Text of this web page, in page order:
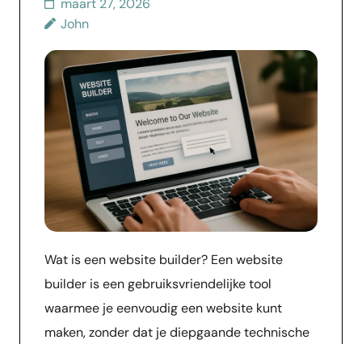
maart 27, 2026
John
Wat is een website builder? Een website
builder is een gebruiksvriendelijke tool
waarmee je eenvoudig een website kunt
maken, zonder dat je diepgaande technische